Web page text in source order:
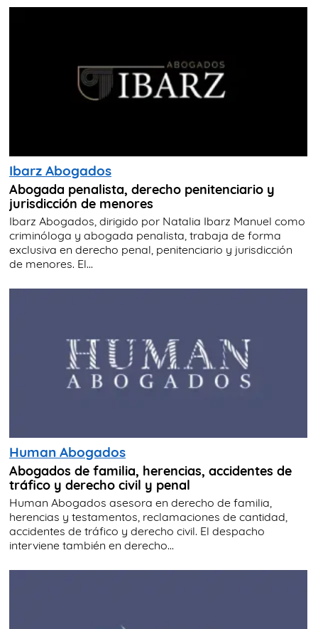
Ibarz Abogados
Abogada penalista, derecho penitenciario y
jurisdicción de menores
Ibarz Abogados, dirigido por Natalia Ibarz Manuel como
criminóloga y abogada penalista, trabaja de forma
exclusiva en derecho penal, penitenciario y jurisdicción
de menores. El...
Human Abogados
Abogados de familia, herencias, accidentes de
tráfico y derecho civil y penal
Human Abogados asesora en derecho de familia,
herencias y testamentos, reclamaciones de cantidad,
accidentes de tráfico y derecho civil. El despacho
interviene también en derecho...